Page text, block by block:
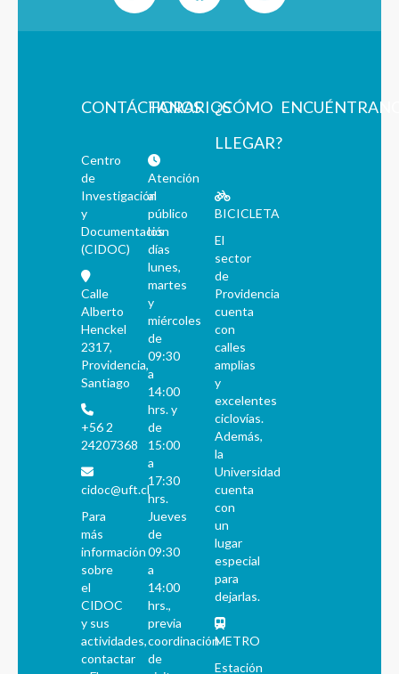
CONTÁCTANOS
Centro
de
Investigación
y
Documentación
(CIDOC)
Calle
Alberto
Henckel
2317,
Providencia,
Santiago
+56 2
24207368
cidoc@uft.cl
Para
más
información
sobre
el
CIDOC
y sus
actividades,
contactar
HORARIOS
Atención
al
público
los
días
lunes,
martes
y
miércoles
de
09:30
a
14:00
hrs. y
de
15:00
a
17:30
hrs.
Jueves
de
09:30
a
14:00
hrs.,
previa
coordinación
de
¿CÓMO
LLEGAR?
BICICLETA
El
sector
de
Providencia
cuenta
con
calles
amplias
y
excelentes
ciclovías.
Además,
la
Universidad
cuenta
con
un
lugar
especial
para
dejarlas.
METRO
Estación